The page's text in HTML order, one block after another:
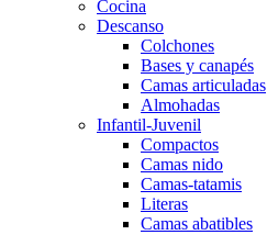
Cocina
Descanso
Colchones
Bases y canapés
Camas articuladas
Almohadas
Infantil-Juvenil
Compactos
Camas nido
Camas-tatamis
Literas
Camas abatibles